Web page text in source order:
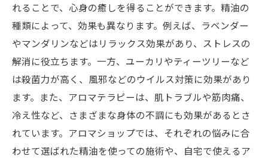
れることで、心身の癒しを得ることができます。精油の
種類によって、効果も異なります。例えば、ラベンダー
やマンダリンなどはリラックス効果があり、ストレスの
解消に役立ちます。一方、ユーカリやティーツリーなど
は殺菌力が高く、風邪などのウイルス対策に効果があり
ます。また、アロマテラピーは、肌トラブルや筋肉痛、
冷え性など、さまざまな身体の不調にも効果があるとさ
れています。アロマショップでは、それぞれの悩みに合
わせて選ばれた精油を使っての施術や、自宅で使えるア